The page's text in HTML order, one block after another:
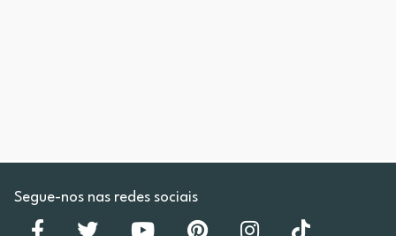
Segue-nos nas redes sociais